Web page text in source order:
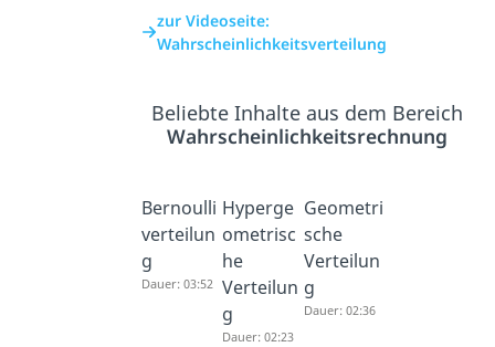
zur Videoseite:
Wahrscheinlichkeitsverteilung
Beliebte Inhalte aus dem Bereich
Wahrscheinlichkeitsrechnung
Bernoulli
verteilun
g
Dauer: 03:52
Hyperge
ometrisc
he
Verteilun
g
Dauer: 02:23
Geometri
sche
Verteilun
g
Dauer: 02:36